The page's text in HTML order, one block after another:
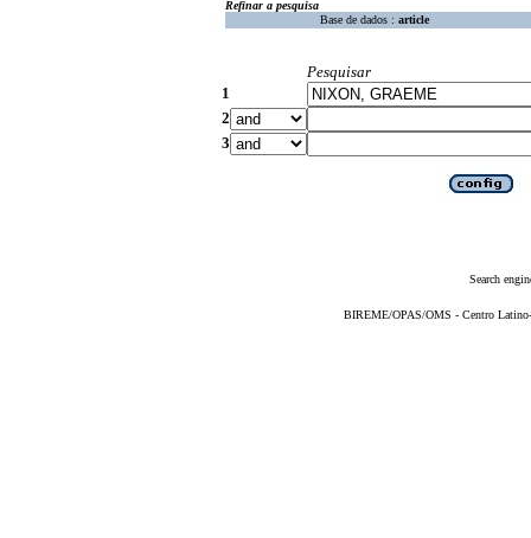
Refinar a pesquisa
Base de dados : article
Pesquisar
1
2
3
Search
BIREME/OPAS/OMS - Centro Latino-